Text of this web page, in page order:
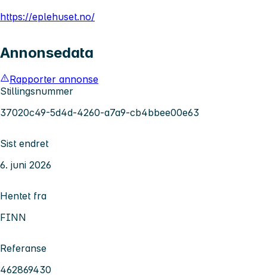
https://eplehuset.no/
Annonsedata
Rapporter annonse
Stillingsnummer
37020c49-5d4d-4260-a7a9-cb4bbee00e63
Sist endret
6. juni 2026
Hentet fra
FINN
Referanse
462869430